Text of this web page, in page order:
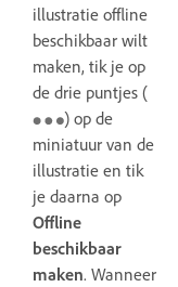
illustratie offline
beschikbaar wilt
maken, tik je op
de drie puntjes (
) op de
miniatuur van de
illustratie en tik
je daarna op
Offline
beschikbaar
maken. Wanneer